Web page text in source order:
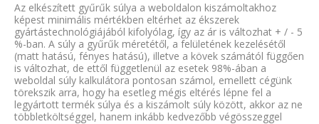
Az elkészített gyűrűk súlya a weboldalon kiszámoltakhoz
képest minimális mértékben eltérhet az ékszerek
gyártástechnológiájából kifolyólag, így az ár is változhat + / - 5
%-ban. A súly a gyűrűk méretétől, a felületének kezelésétől
(matt hatású, fényes hatású), illetve a kövek számától függően
is változhat, de ettől függetlenül az esetek 98%-ában a
weboldal súly kalkulátora pontosan számol, emellett cégünk
törekszik arra, hogy ha esetleg mégis eltérés lépne fel a
legyártott termék súlya és a kiszámolt súly között, akkor az ne
többletköltséggel, hanem inkább kedvezőbb végösszeggel